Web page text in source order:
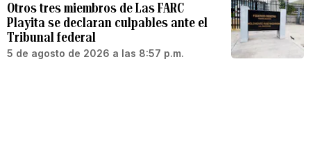
Otros tres miembros de Las FARC
Playita se declaran culpables ante el
Tribunal federal
5 de agosto de 2026 a las 8:57 p.m.